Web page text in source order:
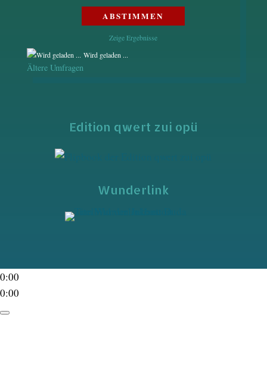
Zeige Ergebnisse
Wird geladen ...
Ältere Umfragen
Edition qwert zui opü
Wunderlink
0:00
0:00